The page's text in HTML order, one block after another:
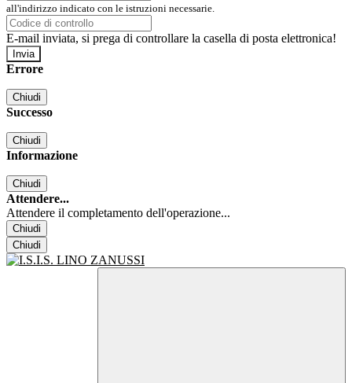
all'indirizzo indicato con le istruzioni necessarie.
E-mail inviata, si prega di controllare la casella di posta elettronica!
Errore
Chiudi
Successo
Chiudi
Informazione
Chiudi
Attendere...
Attendere il completamento dell'operazione...
Chiudi
Chiudi